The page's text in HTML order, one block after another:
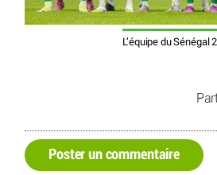
L’équipe du Sénégal
Poster un commentaire